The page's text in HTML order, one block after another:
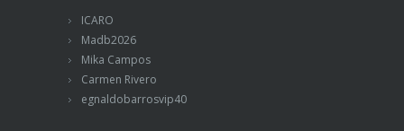
ICARO
Madb2026
Mika Campos
Carmen Rivero
egnaldobarrosvip40